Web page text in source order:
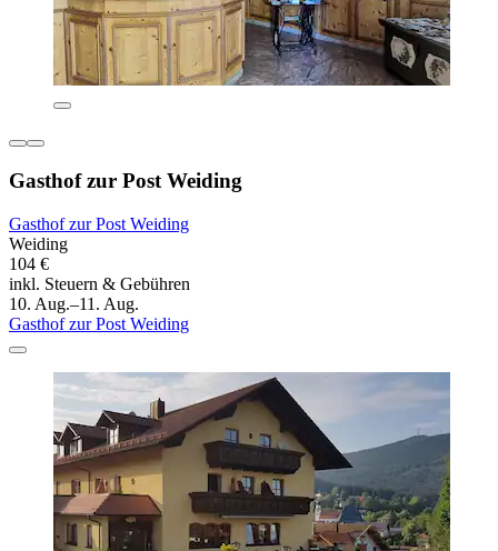
Gasthof zur Post Weiding
Gasthof zur Post Weiding
Weiding
104 €
inkl. Steuern & Gebühren
10. Aug.–11. Aug.
Gasthof zur Post Weiding